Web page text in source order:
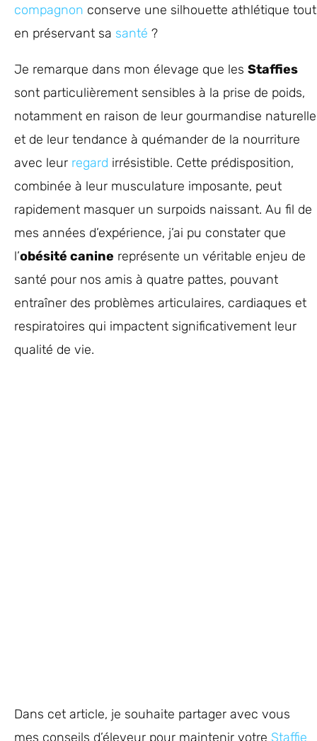
compagnon conserve une silhouette athlétique tout
en préservant sa santé ?
Je remarque dans mon élevage que les Staffies
sont particulièrement sensibles à la prise de poids,
notamment en raison de leur gourmandise naturelle
et de leur tendance à quémander de la nourriture
avec leur regard irrésistible. Cette prédisposition,
combinée à leur musculature imposante, peut
rapidement masquer un surpoids naissant. Au fil de
mes années d’expérience, j’ai pu constater que
l’obésité canine représente un véritable enjeu de
santé pour nos amis à quatre pattes, pouvant
entraîner des problèmes articulaires, cardiaques et
respiratoires qui impactent significativement leur
qualité de vie.
Dans cet article, je souhaite partager avec vous
mes conseils d’éleveur pour maintenir votre Staffie